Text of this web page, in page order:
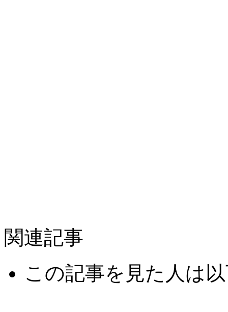
関連記事
この記事を見た人は